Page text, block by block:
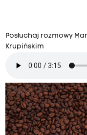
Posłuchaj rozmowy
Krupińskim